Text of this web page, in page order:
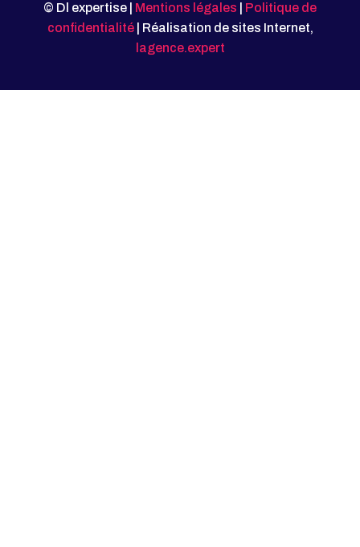
© Dl expertise | Mentions légales
Politique de
confidentialité| Réalisation de sites Internet,
lagence.expert